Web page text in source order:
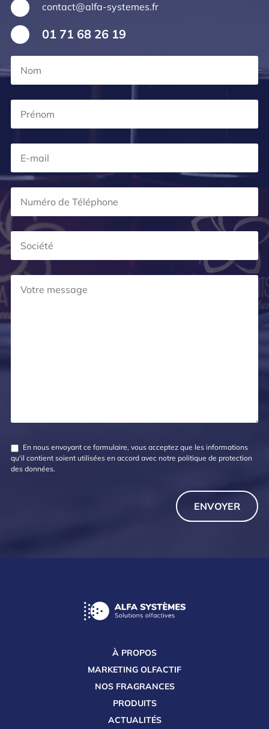
contact@alfa-systemes.fr
01 71 68 26 19
En nous envoyant ce formulaire, vous acceptez que les informations
qu'il contient soient utilisées en accord avec notre politique de protection
des données.
À PROPOS
MARKETING OLFACTIF
NOS FRAGRANCES
PRODUITS
ACTUALITÉS